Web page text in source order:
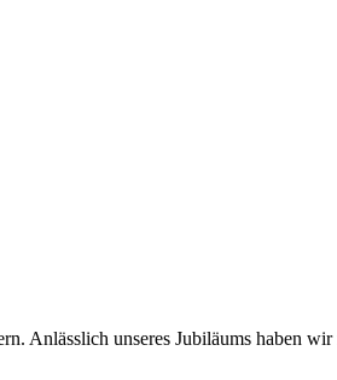
Anlässlich unseres Jubiläums haben